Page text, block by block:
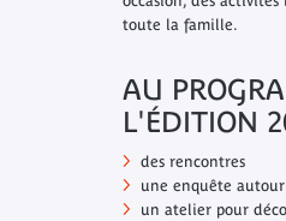
toute la famille.
AU
L'ÉDITION
des rencontres
une enquête
un atelier pour